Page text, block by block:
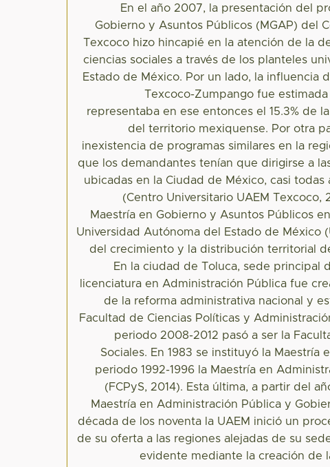
En el año 2007, la presentación del
Gobierno y Asuntos Públicos (MGAP) del
Texcoco hizo hincapié en la atención de la
ciencias sociales a través de los planteles
Estado de México. Por un lado, la influencia
Texcoco-Zumpango fue
representaba en ese entonces el 15.3% de
del territorio mexiquense. Por otra
inexistencia de programas similares en la
que los demandantes tenían que dirigirse a
ubicadas en la Ciudad de México, casi todas
(Centro Universitario UAEM Texcoco,
Maestría en Gobierno y Asuntos Públicos
Universidad Autónoma del Estado de México
del crecimiento y la distribución territorial
En la ciudad de Toluca, sede principal
licenciatura en Administración Pública fue
de la reforma administrativa nacional y
Facultad de Ciencias Políticas y
periodo 2008-2012 pasó a ser la
Sociales. En 1983 se instituyó la Maestría
periodo 1992-1996 la Maestría en
(FCPyS, 2014). Esta última, a partir del
Maestría en Administración Pública y
década de los noventa la UAEM inició un
de su oferta a las regiones alejadas de su
evidente mediante la creación de